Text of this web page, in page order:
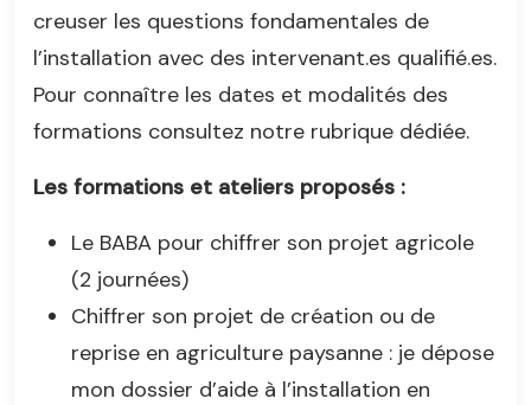
creuser les questions fondamentales de
l’installation avec des intervenant.es qualifié.es.
Pour connaître les dates et modalités des
formations consultez notre rubrique dédiée.
Les formations et ateliers proposés :
Le BABA pour chiffrer son projet agricole
(2 journées)
Chiffrer son projet de création ou de
reprise en agriculture paysanne : je dépose
mon dossier d’aide à l’installation en